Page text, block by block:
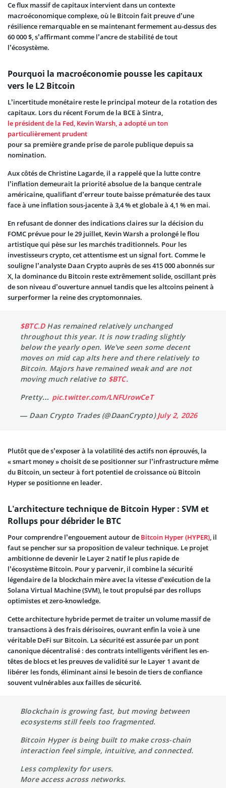
Ce flux massif de capitaux intervient dans un contexte
macroéconomique complexe, où le Bitcoin fait preuve d’une
résilience remarquable en se maintenant fermement au-dessus des
60 000 $, s’affirmant comme l’ancre de stabilité de tout
l’écosystème.
Pourquoi la macroéconomie pousse les capitaux
vers le L2 Bitcoin
L’incertitude monétaire reste le principal moteur de la rotation des
capitaux. Lors du récent Forum de la BCE à Sintra,
le président de la Fed, Kevin Warsh, a adopté un ton
particulièrement prudent
pour sa première grande prise de parole publique depuis sa
nomination.
Aux côtés de Christine Lagarde, il a rappelé que la lutte contre
l’inflation demeurait la priorité absolue de la banque centrale
américaine, qualifiant d’erreur toute baisse prématurée des taux
face à une inflation sous-jacente à 3,4 % et globale à 4,1 % en mai.
En refusant de donner des indications claires sur la décision du
FOMC prévue pour le 29 juillet, Kevin Warsh a prolongé le flou
artistique qui pèse sur les marchés traditionnels. Pour les
investisseurs crypto, cet attentisme est un signal fort. Comme le
souligne l’analyste Daan Crypto auprès de ses 415 000 abonnés sur
X, la dominance du Bitcoin reste extrêmement solide, oscillant près
de son niveau d’ouverture annuel tandis que les altcoins peinent à
surperformer la reine des cryptomonnaies.
$BTC.DHas remained relatively unchanged
throughout this year. It is now trading slightly
below the yearly open. We've seen some decent
moves on mid cap alts here and there relatively to
Bitcoin. Majors have remained weak and are not
moving much relative to $BTC.
Pretty… pic.twitter.com/LNFUrowCeT
— Daan Crypto Trades (@DaanCrypto)July 2, 2026
Plutôt que de s’exposer à la volatilité des actifs non éprouvés, la
« smart money » choisit de se positionner sur l’infrastructure même
du Bitcoin, un secteur à fort potentiel de croissance où Bitcoin
Hyper se positionne en leader.
L’architecture technique de Bitcoin Hyper : SVM et
Rollups pour débrider le BTC
Pour comprendre l’engouement autour de Bitcoin Hyper (HYPER), il
faut se pencher sur sa proposition de valeur technique. Le projet
ambitionne de devenir le Layer 2 natif le plus rapide de
l’écosystème Bitcoin. Pour y parvenir, il combine la sécurité
légendaire de la blockchain mère avec la vitesse d’exécution de la
Solana Virtual Machine (SVM), le tout propulsé par des rollups
optimistes et zero-knowledge.
Cette architecture hybride permet de traiter un volume massif de
transactions à des frais dérisoires, ouvrant enfin la voie à une
véritable DeFi sur Bitcoin. La sécurité est assurée par un pont
canonique décentralisé : des contrats intelligents vérifient les en-
têtes de blocs et les preuves de validité sur le Layer 1 avant de
libérer les fonds, éliminant ainsi le besoin de tiers de confiance
souvent vulnérables aux failles de sécurité.
Blockchain is growing fast, but moving between
ecosystems still feels too fragmented.
Bitcoin Hyper is being built to make cross-chain
interaction feel simple, intuitive, and connected.
Less complexity for users.
More access across networks.